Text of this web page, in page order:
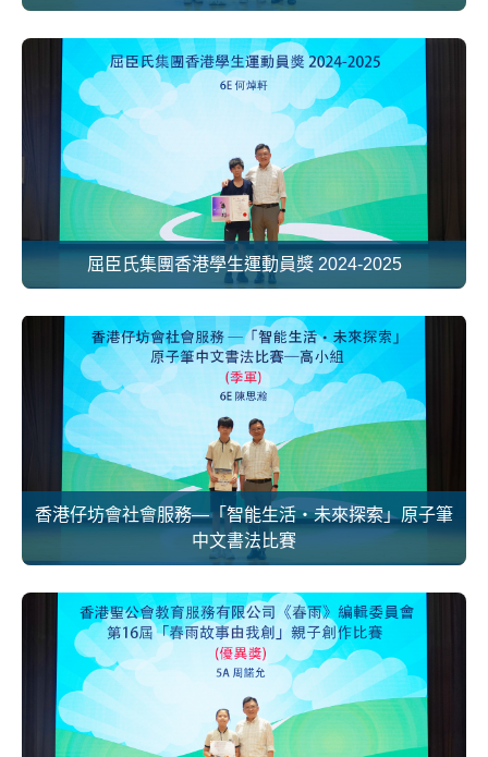
屈臣氏集團香港學生運動員獎 2024-2025
香港仔坊會社會服務—「智能生活‧未來探索」原子筆
中文書法比賽